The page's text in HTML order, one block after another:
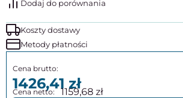
Koszty dostawy
Metody płatności
1426,411159,68